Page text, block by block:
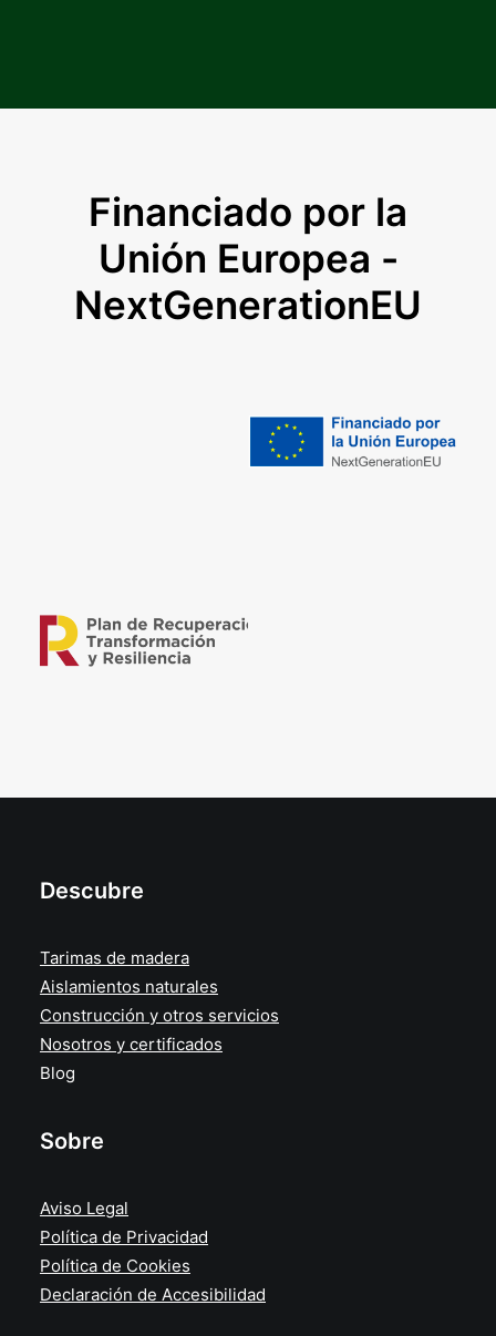
Financiado por la
Unión Europea -
NextGenerationEU
Descubre
Tarimas de madera
Aislamientos naturales
Construcción y otros servicios
Nosotros y certificados
Blog
Sobre
Aviso Legal
Política de Privacidad
Política de Cookies
Declaración de Accesibilidad